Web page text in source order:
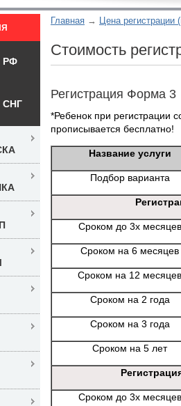
Главная Цена регистрации
Стоимость
Регистрация Форма 3
*Ребенок при регистрации
прописывается бесплатно!
Название услуги
Подбор варианта
Сроком до 3х месяцев
Сроком на 6 месяцев
Сроком на 12 месяцев
Сроком на 2 года
Сроком на 3 года
Сроком на 5 лет
Сроком до 3х месяцев
РФ
СНГ